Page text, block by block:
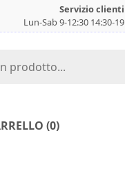
Servizio clienti
Lun-Sab 9-12:30 14:30-19
(0)